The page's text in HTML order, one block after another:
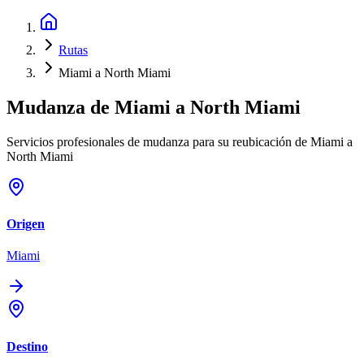
Rutas
Miami a North Miami
Mudanza de Miami a North Miami
Servicios profesionales de mudanza para su reubicación de Miami a
North Miami
Origen
Miami
Destino